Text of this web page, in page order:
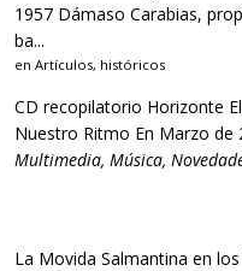
1957 Dámaso Carabias,
ba...
en Artículos, históricos
CD recopilatorio Horizonte
Nuestro Ritmo En Marzo de
Multimedia, Música,
La Movida Salmantina en los